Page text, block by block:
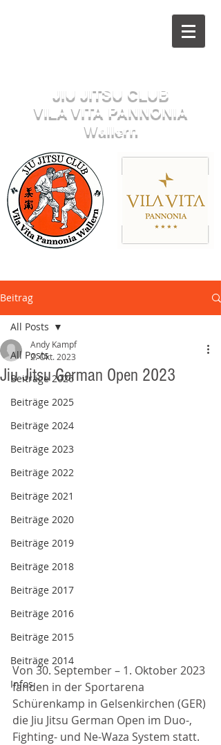
JIU JITSU CLUB
VILA VITA PANNONIA
Wallern
Beitrag
All Posts
Beiträge 2026
Beiträge 2025
Beiträge 2024
Beiträge 2023
Beiträge 2022
Beiträge 2021
Beiträge 2020
Beiträge 2019
Beiträge 2018
Beiträge 2017
Beiträge 2016
Beiträge 2015
Beiträge 2014
Infos
All Posts
Jiu Jitsu German Open 2023
Andy Kampf
2. Okt. 2023
Von 30. September – 1. Oktober 2023
fanden in der Sportarena
Schürenkamp in Gelsenkirchen (GER)
die Jiu Jitsu German Open im Duo-,
Fighting- und Ne-Waza System statt.